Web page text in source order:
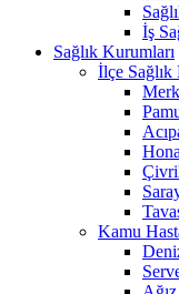
İş
Sağlık Kurumları
İlçe
Kamu